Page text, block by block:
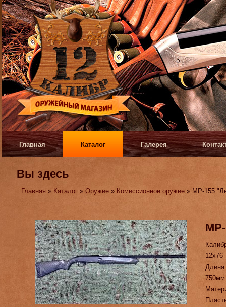
Главная Каталог Галерея
Вы здесь
Главная » Каталог »Оружие » Комиссионное оружие » МР-155
12х76
750мм